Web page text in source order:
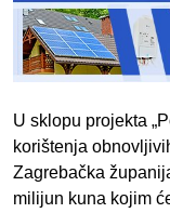
U sklopu projekta
korištenja
Zagrebačka
milijun kuna kojim